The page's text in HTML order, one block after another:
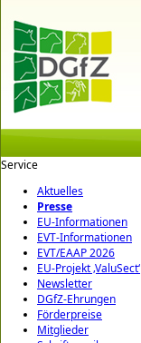
Service
Aktuelles
Presse
EU-Informationen
EVT-Informationen
EVT/EAAP 2026
EU-Projekt ‚ValuSect‘
Newsletter
DGfZ-Ehrungen
Förderpreise
Mitglieder